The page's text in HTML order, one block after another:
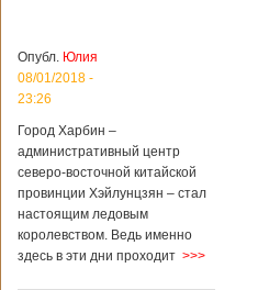
04/02/2020 - 15:45
Третий год
подряд Китай
становится
крупным
торговым
партнером
Германии
Как
свидетельствуют
данные, которые
Опубл. Юлия
08/01/2018 -
23:26
Город Харбин –
административный центр
северо-восточной китайской
провинции Хэйлунцзян – стал
настоящим ледовым
королевством. Ведь именно
здесь в эти дни проходит >>>